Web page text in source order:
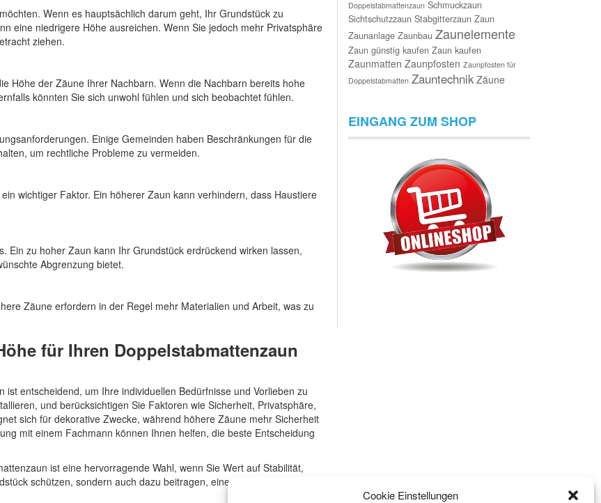
Cookie Einstellungen
Wenn es hauptsächlich darum geht, Ihr Grundstück zu
eine niedrigere Höhe ausreichen. Wenn Sie jedoch mehr Privatsphäre
ziehen.
Höhe der Zäune Ihrer Nachbarn. Wenn die Nachbarn bereits hohe
könnten Sie sich unwohl fühlen und sich beobachtet fühlen.
Einige Gemeinden haben Beschränkungen für die
um rechtliche Probleme zu vermeiden.
wichtiger Faktor. Ein höherer Zaun kann verhindern, dass Haustiere
Ein zu hoher Zaun kann Ihr Grundstück erdrückend wirken lassen,
Abgrenzung bietet.
Zäune erfordern in der Regel mehr Materialien und Arbeit, was zu
für Ihren Doppelstabmattenzaun
entscheidend, um Ihre individuellen Bedürfnisse und Vorlieben zu
und berücksichtigen Sie Faktoren wie Sicherheit, Privatsphäre,
sich für dekorative Zwecke, während höhere Zäune mehr Sicherheit
mit einem Fachmann können Ihnen helfen, die beste Entscheidung
ist eine hervorragende Wahl, wenn Sie Wert auf Stabilität,
schützen, sondern auch dazu beitragen, eine attraktive Umgebung
Doppelstabmattenzaun Schmuckzaun
Sichtschutzzaun Stabgitterzaun Zaun
Zaunanlage Zaunbau Zaunelemente
Zaun günstig kaufen Zaun kaufen
Zaunmatten Zaunpfosten Zaunpfosten für
Doppelstabmatten Zauntechnik Zäune
EINGANG ZUM SHOP